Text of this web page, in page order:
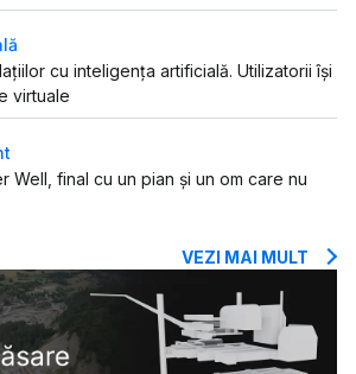
cu inteligența artificială. Utilizatorii își
virtuale
Well, final cu un pian și un om care nu
VEZI MAI MULT